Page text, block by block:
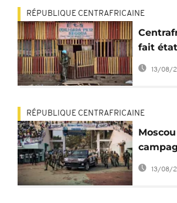
RÉPUBLIQUE CENTRAFRICAINE
fait
13/08/
RÉPUBLIQUE CENTRAFRICAINE
en
13/08/